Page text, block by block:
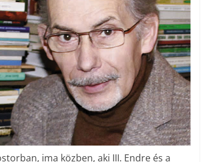
ima közben, aki III. Endre és a